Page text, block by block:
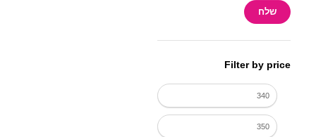
Filter by price